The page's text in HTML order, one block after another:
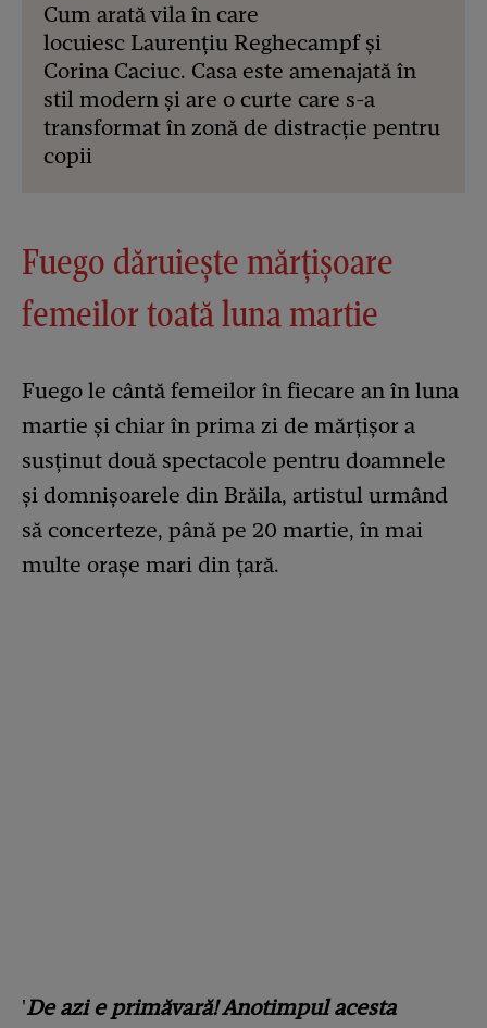
Cum arată vila în care
locuiesc Laurențiu Reghecampf și
Corina Caciuc. Casa este amenajată în
stil modern și are o curte care s-a
transformat în zonă de distracție pentru
copii
Fuego dăruiește mărțișoare
femeilor toată luna martie
Fuego le cântă femeilor în fiecare an în luna
martie și chiar în prima zi de mărțișor a
susținut două spectacole pentru doamnele
și domnișoarele din Brăila, artistul urmând
să concerteze, până pe 20 martie, în mai
multe orașe mari din țară.
'De azi e primăvară! Anotimpul acesta